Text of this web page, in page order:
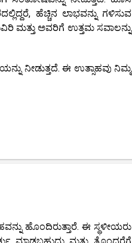
ಹೆಚ್ಚಿನ ಲಾಭವನ್ನು ಗಳಿಸುವ
ಮತ್ತು ಅವರಿಗೆ ಉತ್ತಮ ಸವಾಲನ್ನು
ನೀಡುತ್ತದೆ. ಈ ಉತ್ಸಾಹವು ನಿಮ್ಮ
ಹೊಂದಿರುತ್ತಾರೆ. ಈ ಸ್ಥಳೀಯರು